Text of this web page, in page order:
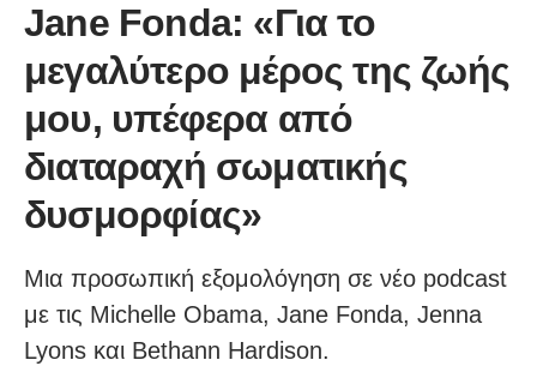
Jane Fonda: «Για το
μεγαλύτερο μέρος της ζωής
μου, υπέφερα από
διαταραχή σωματικής
δυσμορφίας»
Μια προσωπική εξομολόγηση σε νέο podcast
με τις Michelle Obama, Jane Fonda, Jenna
Lyons και Bethann Hardison.